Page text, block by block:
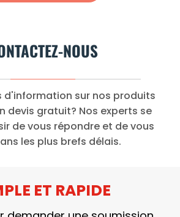
NOUS
d'information sur nos produits
devis gratuit? Nos experts se
de vous répondre et de vous
les plus brefs délais.
ET RAPIDE